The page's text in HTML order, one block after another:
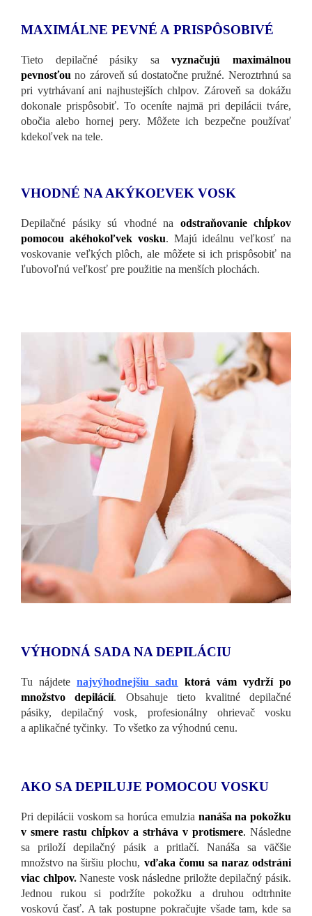
MAXIMÁLNE PEVNÉ A PRISPÔSOBIVÉ
Tieto depilačné pásiky sa vyznačujú maximálnou
pevnosťou no zároveň sú dostatočne pružné. Neroztrhnú sa
pri vytrhávaní ani najhustejších chlpov. Zároveň sa dokážu
dokonale prispôsobiť. To oceníte najmä pri depilácii tváre,
obočia alebo hornej pery. Môžete ich bezpečne používať
kdekoľvek na tele.
VHODNÉ NA AKÝKOĽVEK VOSK
Depilačné pásiky sú vhodné na odstraňovanie chĺpkov
pomocou akéhokoľvek vosku. Majú ideálnu veľkosť na
voskovanie veľkých plôch, ale môžete si ich prispôsobiť na
ľubovoľnú veľkosť pre použitie na menších plochách.
VÝHODNÁ SADA NA DEPILÁCIU
Tu nájdetenajvýhodnejšiu sadu
ktorá vám vydrží po
množstvo depilácií. Obsahuje tieto kvalitné depilačné
pásiky, depilačný vosk, profesionálny ohrievač vosku
a aplikačné tyčinky. To všetko za výhodnú cenu.
AKO SA DEPILUJE POMOCOU VOSKU
Pri depilácii voskom sa horúca emulzia nanáša na pokožku
v smere rastu chĺpkov a strháva v protismere. Následne
sa priloží depilačný pásik a pritlačí. Nanáša sa väčšie
množstvo na širšiu plochu, vďaka čomu sa naraz odstráni
viac chlpov.Naneste vosk následne priložte depilačný pásik.
Jednou rukou si podržíte pokožku a druhou odtrhnite
voskovú časť. A tak postupne pokračujte všade tam, kde sa